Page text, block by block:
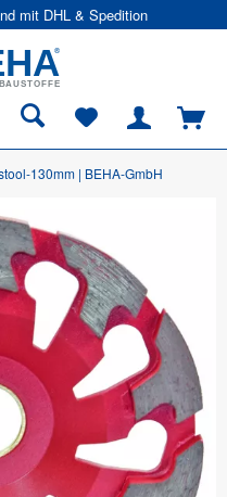
mit DHL & Spedition
130mm | BEHA-GmbH